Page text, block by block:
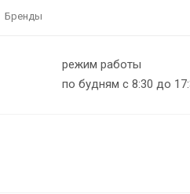
Бренды
режим работы
по будням с 8:30 до